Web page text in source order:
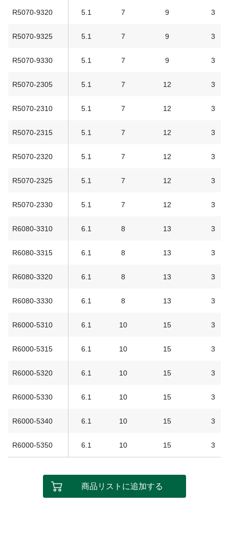
R5070-9320 5.1 7 9 3
R5070-9325 5.1 7 9 3
R5070-9330 5.1 7 9 3
R5070-2305 5.1 7 12 3
R5070-2310 5.1 7 12 3
R5070-2315 5.1 7 12 3
R5070-2320 5.1 7 12 3
R5070-2325 5.1 7 12 3
R5070-2330 5.1 7 12 3
R6080-3310 6.1 8 13 3
R6080-3315 6.1 8 13 3
R6080-3320 6.1 8 13 3
R6080-3330 6.1 8 13 3
R6000-5310 6.1 10 15 3
R6000-5315 6.1 10 15 3
R6000-5320 6.1 10 15 3
R6000-5330 6.1 10 15 3
R6000-5340 6.1 10 15 3
R6000-5350 6.1 10 15 3
商品リストに追加する